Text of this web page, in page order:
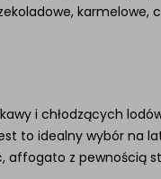
karmelowe,
i chłodzących
to idealny wybór na
affogato z pewnością